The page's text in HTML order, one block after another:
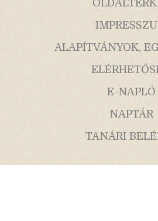
ALAPÍTVÁNYOK,
E-NAPLÓ
NAPTÁR
TANÁRI